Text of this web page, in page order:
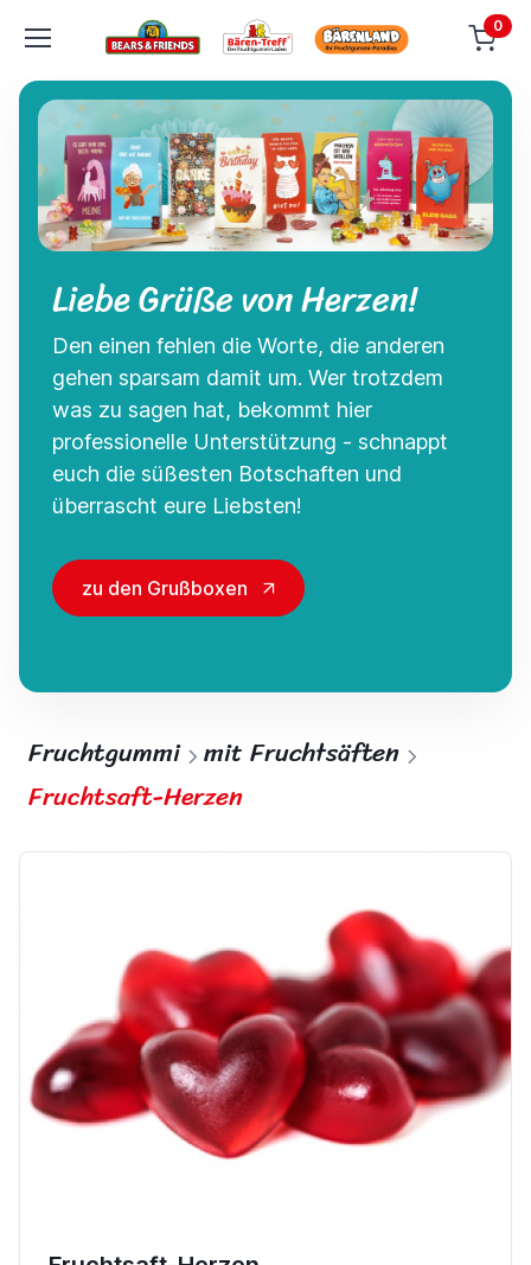
0
Liebe Grüße von Herzen!
Den einen fehlen die Worte, die anderen
gehen sparsam damit um. Wer trotzdem
was zu sagen hat, bekommt hier
professionelle Unterstützung - schnappt
euch die süßesten Botschaften und
überrascht eure Liebsten!
zu den Grußboxen
Fruchtgummi mit Fruchtsäften
Fruchtsaft-Herzen